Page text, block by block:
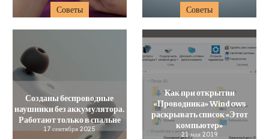
Советы Советы
Созданы беспроводные
наушники без аккумулятора.
Работают только в спальне
17 сентября 2025
Как при открытии
«Проводника» Windows
раскрывать список «Этот
компьютер»
21 мая 2019